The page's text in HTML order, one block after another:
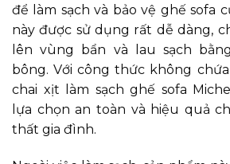
để làm sạch và bảo vệ ghế sofa
này được sử dụng rất dễ dàng,
lên vùng bẩn và lau sạch
bông. Với công thức không
chai xịt làm sạch ghế sofa
lựa chọn an toàn và hiệu quả
thất gia đình.